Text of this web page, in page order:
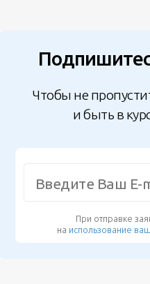
Чтобы не
и быть в
При отправке
на использование